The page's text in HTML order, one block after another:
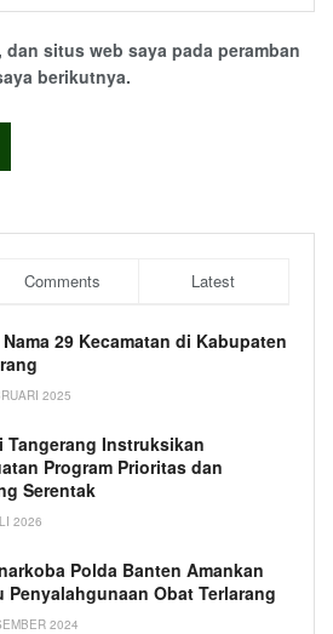
dan situs web saya pada peramban
berikutnya.
Comments Latest
29 Kecamatan di Kabupaten
2025
Tangerang Instruksikan
Program Prioritas dan
Serentak
2026
Polda Banten Amankan
Penyalahgunaan Obat Terlarang
2024